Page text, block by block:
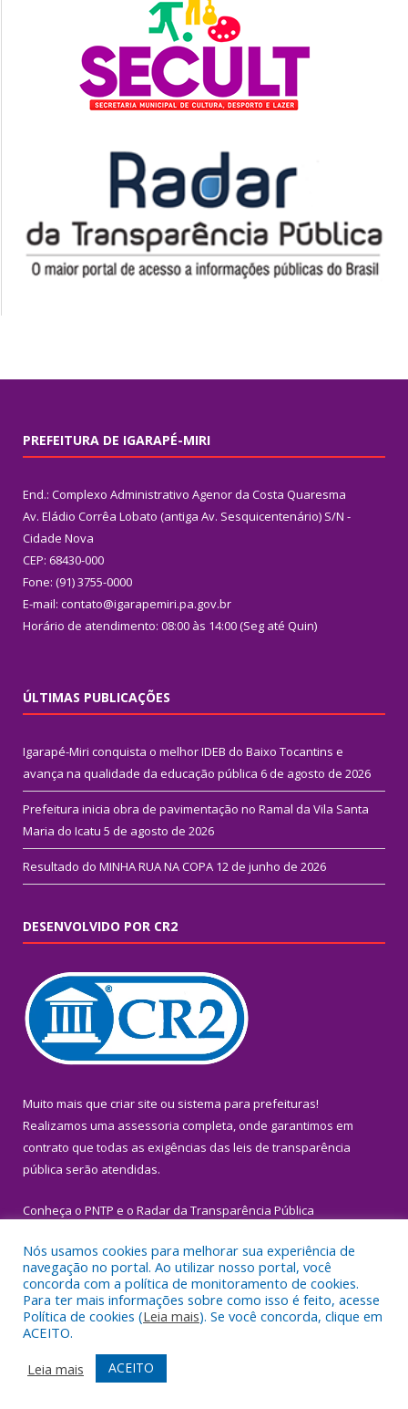
PREFEITURA DE IGARAPÉ-MIRI
End.: Complexo Administrativo Agenor da Costa Quaresma
Av. Eládio Corrêa Lobato (antiga Av. Sesquicentenário) S/N -
Cidade Nova
CEP: 68430-000
Fone: (91) 3755-0000
E-mail: contato@igarapemiri.pa.gov.br
Horário de atendimento: 08:00 às 14:00 (Seg até Quin)
ÚLTIMAS PUBLICAÇÕES
Igarapé-Miri conquista o melhor IDEB do Baixo Tocantins e
avança na qualidade da educação pública 6 de agosto de 2026
Prefeitura inicia obra de pavimentação no Ramal da Vila Santa
Maria do Icatu 5 de agosto de 2026
Resultado do MINHA RUA NA COPA 12 de junho de 2026
DESENVOLVIDO POR CR2
Muito mais que criar site ou sistema para prefeituras!
Realizamos uma assessoria completa, onde garantimos em
contrato que todas as exigências das leis de transparência
pública serão atendidas.
Conheça o PNTP e o Radar da Transparência Pública
Todos os direitos reservados a Prefeitura Municipal de Igarapé-
Miri.
Mapa do Site
Acessar Área Administrativa
Acessar Webmail
Nós usamos cookies para melhorar sua experiência de
navegação no portal. Ao utilizar nosso portal, você
concorda com a política de monitoramento de cookies.
Para ter mais informações sobre como isso é feito, acesse
Política de cookies (Leia mais). Se você concorda, clique em
ACEITO.
Leia mais
ACEITO